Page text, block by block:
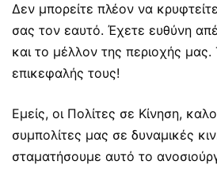
Δεν μπορείτε πλέον να
σας τον εαυτό. Έχετε ευθύνη
και το μέλλον της περιοχής μας.
επικεφαλής τους!
Εμείς, οι Πολίτες σε Κίνηση,
συμπολίτες μας σε δυναμικές
σταματήσουμε αυτό το